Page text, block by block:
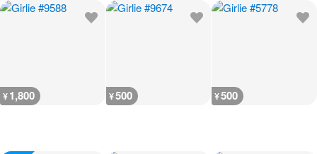
¥1,800 ¥500 ¥500